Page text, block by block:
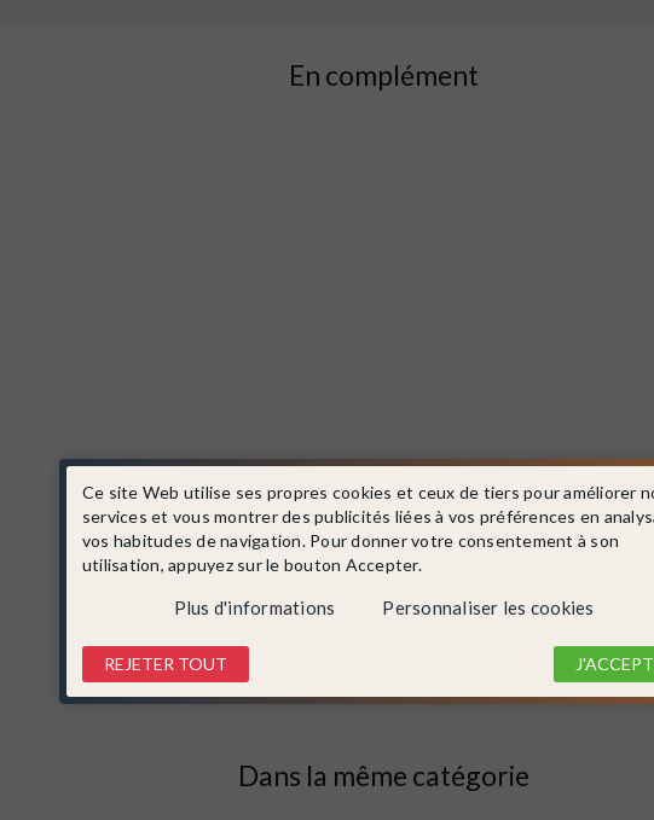
En complément
Dans la même catégorie
Ce site Web utilise ses propres cookies et ceux de tiers pour améliorer
services et vous montrer des publicités liées à vos préférences en
vos habitudes de navigation. Pour donner votre consentement à son
utilisation, appuyez sur le bouton Accepter.
Plus d'informations Personnaliser les cookies
REJETER TOUT